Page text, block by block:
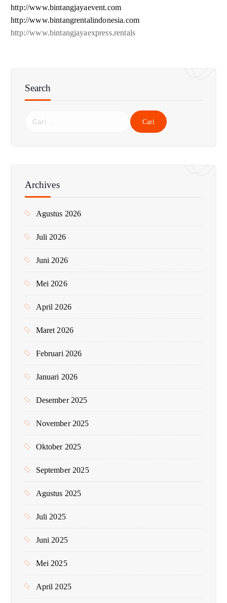
http://www.bintangjayaevent.com
http://www.bintangrentalindonesia.com
http://www.bintangjayaexpress.rentals
Search
n
k
Archives
Agustus 2026
Juli 2026
Juni 2026
Mei 2026
April 2026
Maret 2026
Februari 2026
Januari 2026
Desember 2025
November 2025
Oktober 2025
September 2025
Agustus 2025
Juli 2025
Juni 2025
Mei 2025
April 2025